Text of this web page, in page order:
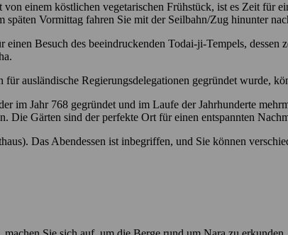
einem köstlichen vegetarischen Frühstück, ist es Zeit für
Vormittag fahren Sie mit der Seilbahn/Zug hinunter
Besuch des beeindruckenden Todai-ji-Tempels, dessen
ausländische Regierungsdelegationen gegründet wurde,
im Jahr 768 gegründet und im Laufe der Jahrhunderte
Gärten sind der perfekte Ort für einen entspannten
Das Abendessen ist inbegriffen, und Sie können